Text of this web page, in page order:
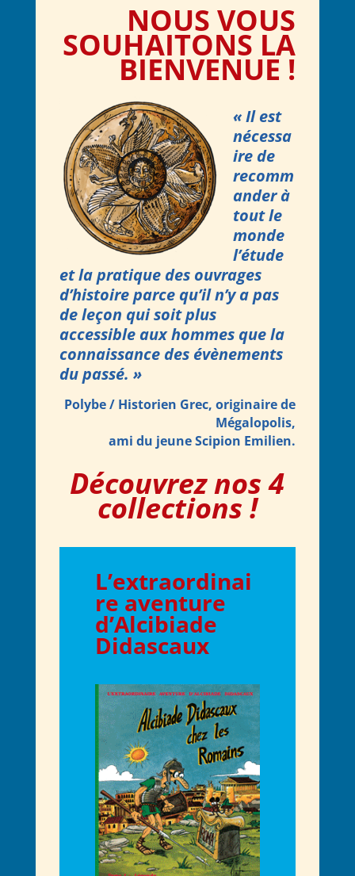
NOUS VOUS
SOUHAITONS LA
BIENVENUE !
« Il est
nécessa
ire de
recomm
ander à
tout le
monde
l’étude
et la pratique des ouvrages
d’histoire parce qu’il n’y a pas
de leçon qui soit plus
accessible aux hommes que la
connaissance des évènements
du passé. »
Polybe / Historien Grec, originaire de
Mégalopolis,
ami du jeune Scipion Emilien.
Découvrez nos 4
collections !
L’extraordinai
re aventure
d’Alcibiade
Didascaux